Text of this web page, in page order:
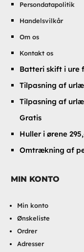
Persondatapolitik
Handelsvilkår
Om os
Kontakt os
Batteri skift i ure
Tilpasning af
Tilpasning af
Gratis
Huller i ørene
Omtrækning af
MIN KONTO
Min konto
Ønskeliste
Ordrer
Adresser